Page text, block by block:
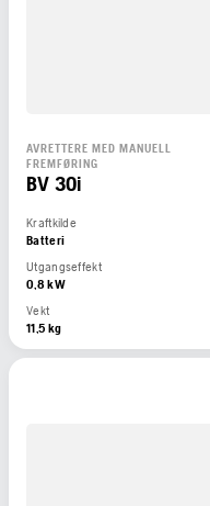
AVRETTERE MED MANUELL
FREMFØRING
BV 30i
Kraftkilde
Batteri
Utgangseffekt
0,8 kW
Vekt
11,5 kg